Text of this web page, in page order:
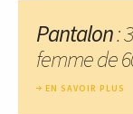
Pantalon:
femme de
EN SAVOIR PLUS